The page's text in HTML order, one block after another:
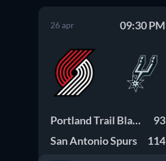
26 apr 09:30 PM
Portland Trail Blazers
93
San Antonio Spurs
114